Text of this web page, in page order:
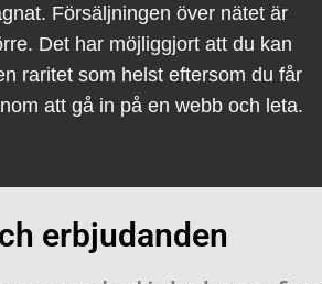
Försäljningen över nätet är
Det har möjliggjort att du kan
raritet som helst eftersom du får
att gå in på en webb och leta.
erbjudanden